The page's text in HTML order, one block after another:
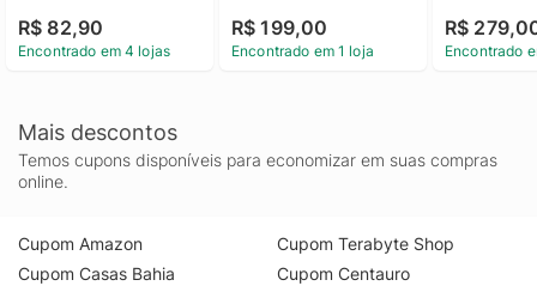
R$ 82,90
Encontrado em 4 lojas
Masculina Reissue
Peito Calvin Klein
R$ 199,00
Encontrado em 1 loja
Masculina
Egípcio
R$
Encontrado
Mais descontos
Temos cupons disponíveis para economizar em suas compras
online.
Cupom Amazon
Cupom Casas Bahia
Cupom Terabyte Shop
Cupom Centauro